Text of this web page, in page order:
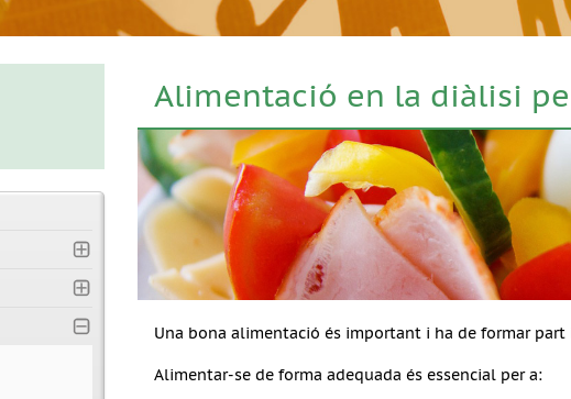
Alimentació en la diàlisi
Una bona alimentació és important i ha de formar
Alimentar-se de forma adequada és essencial per a: